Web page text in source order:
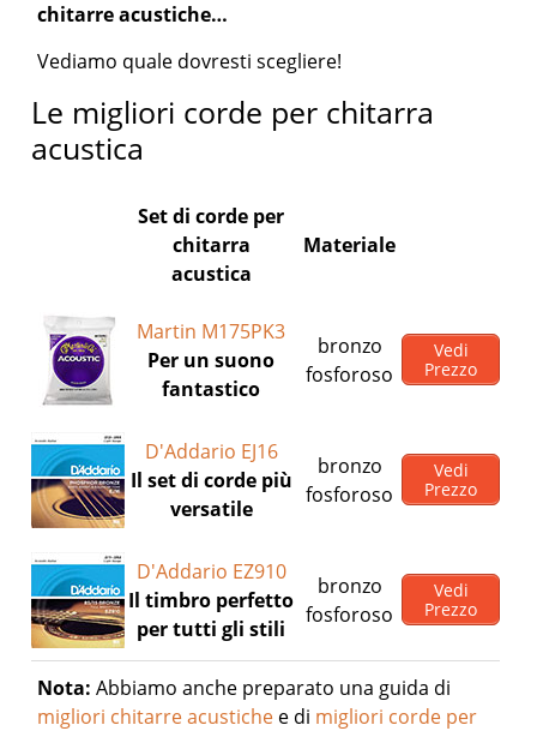
chitarre acustiche…
Vediamo quale dovresti scegliere!
Le migliori corde per chitarra
acustica
Set di corde per
chitarra
acustica
Materiale
Martin M175PK3
Per un suono
fantastico
bronzo
fosforoso
Vedi
Prezzo
D'Addario EJ16
Il set di corde più
versatile
bronzo
fosforoso
Vedi
Prezzo
D'Addario EZ910
Il timbro perfetto
per tutti gli stili
bronzo
fosforoso
Vedi
Prezzo
Nota: Abbiamo anche preparato una guida di
migliori chitarre acustiche e di migliori corde per